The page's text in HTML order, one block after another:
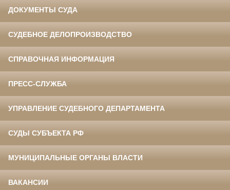
ДОКУМЕНТЫ СУДА
СУДЕБНОЕ ДЕЛОПРОИЗВОДСТВО
СПРАВОЧНАЯ ИНФОРМАЦИЯ
ПРЕСС-СЛУЖБА
УПРАВЛЕНИЕ СУДЕБНОГО ДЕПАРТАМЕНТА
СУДЫ СУБЪЕКТА РФ
МУНИЦИПАЛЬНЫЕ ОРГАНЫ ВЛАСТИ
ВАКАНСИИ